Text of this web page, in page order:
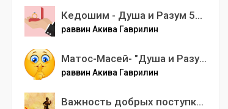
Кедошим - Душа и Разум 5782
раввин Акива Гаврилин
Матос-Масей- "Душа и Разум" 5783
раввин Акива Гаврилин
Важность добрых поступков